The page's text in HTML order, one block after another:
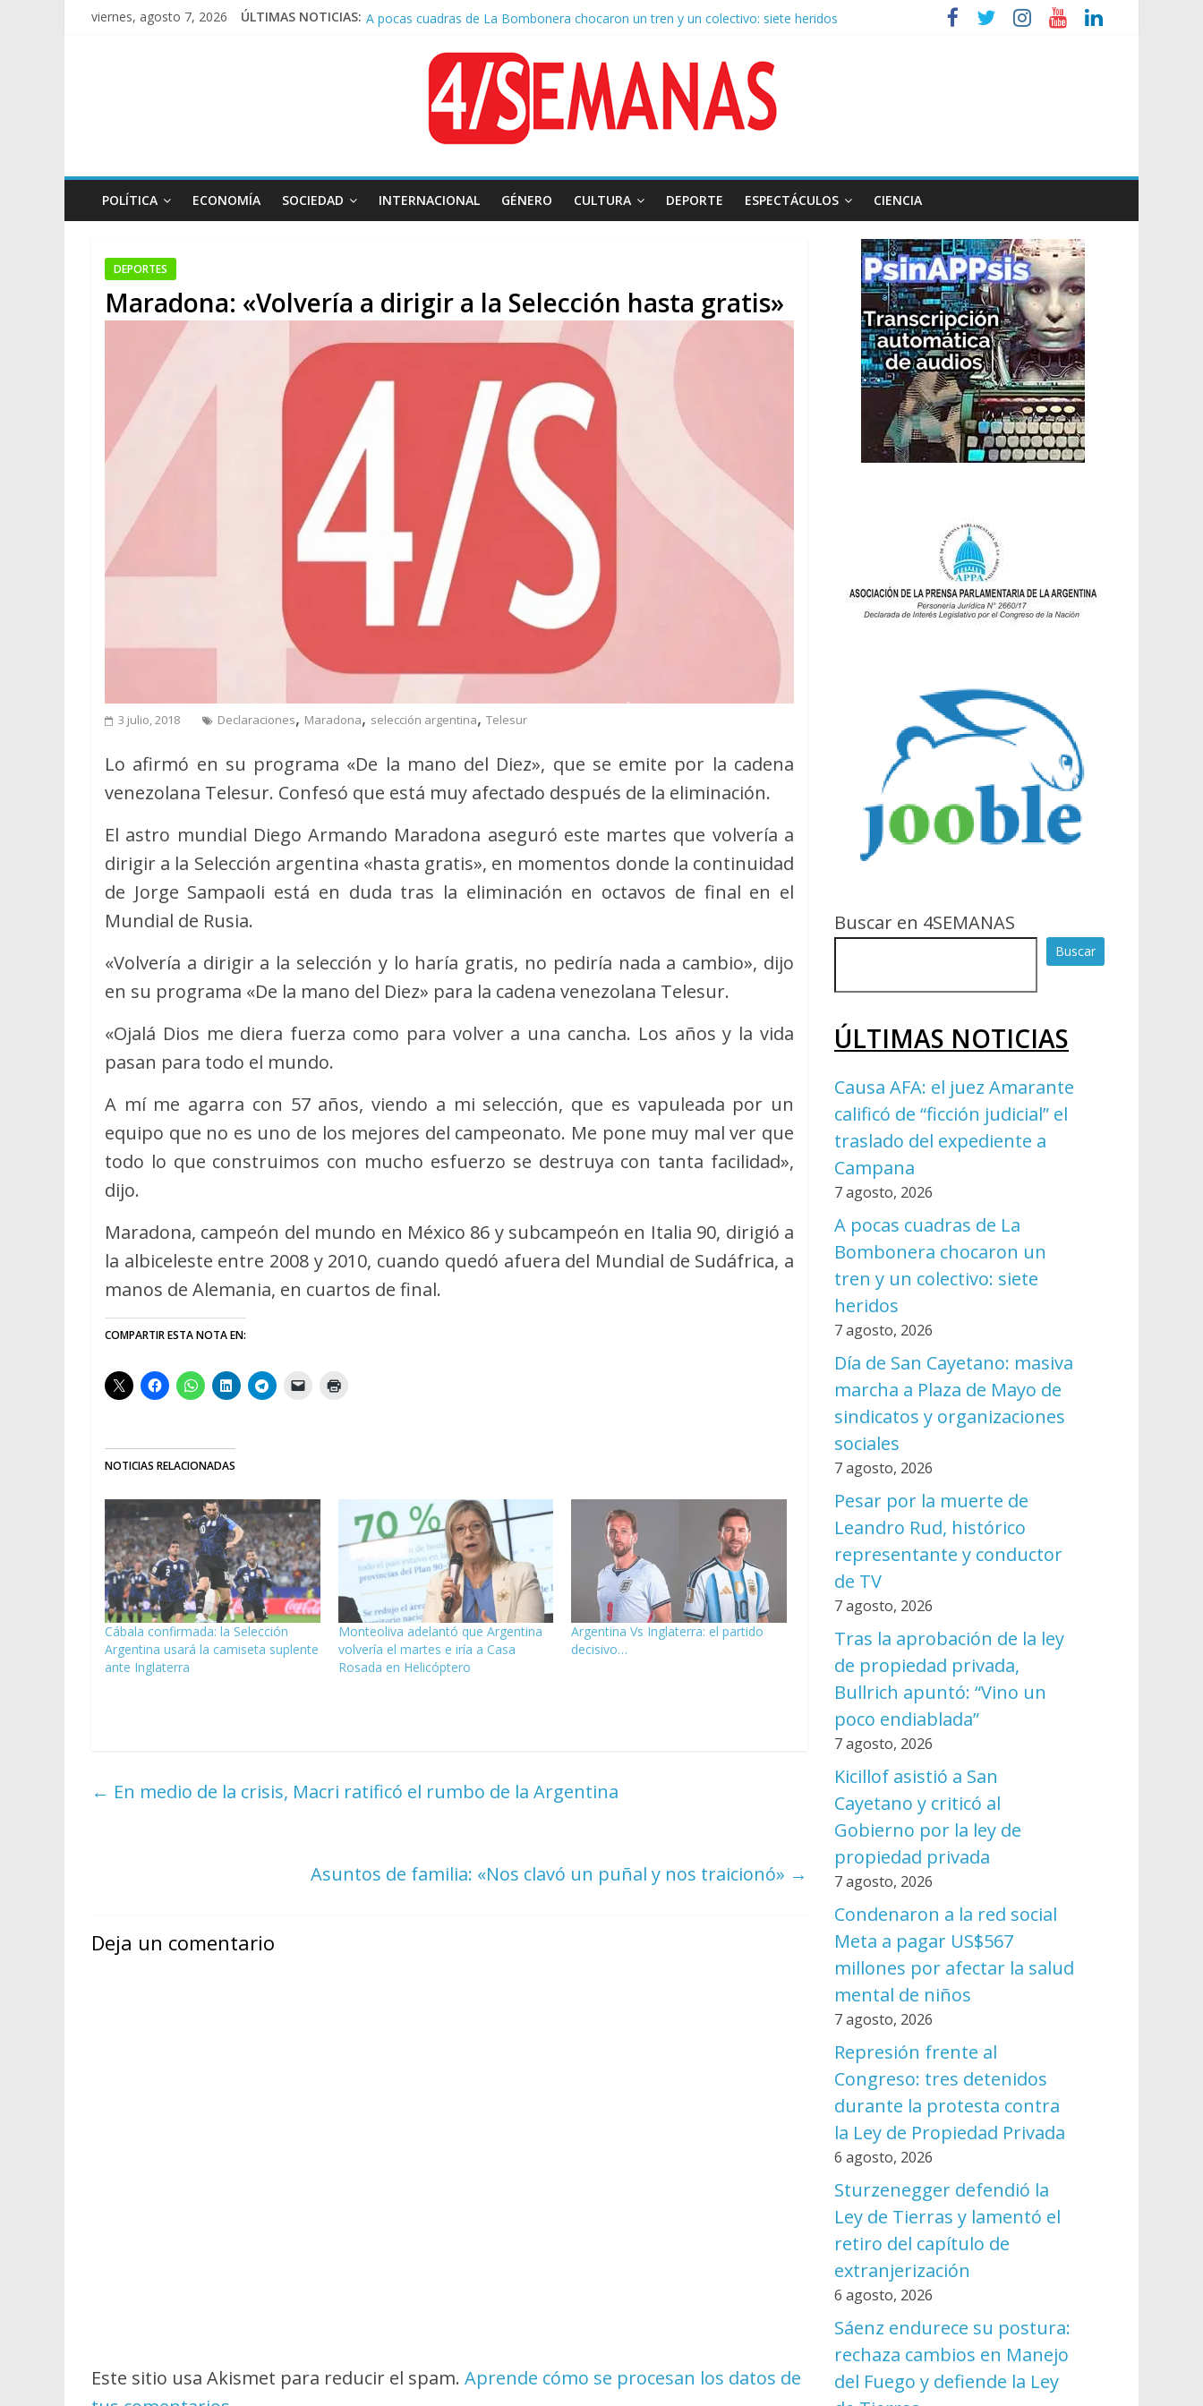
viernes, agosto 7, 2026 ÚLTIMAS NOTICIAS: A pocas cuadras de La Bombonera chocaron un tren y un colectivo: siete heridos
Pesar por la muerte de Leandro Rud, histórico representante y conductor de TV
Tras la aprobación de la ley de propiedad privada, Bullrich apuntó: “Vino un poco endiablada”
POLÍTICA ECONOMÍA SOCIEDAD INTERNACIONAL GÉNERO CULTURA DEPORTE ESPECTÁCULOS CIENCIA
DEPORTES
Maradona: «Volvería a dirigir a la Selección hasta gratis»
3 julio, 2018 Declaraciones, Maradona, selección argentina, Telesur
Lo afirmó en su programa «De la mano del Diez», que se emite por la cadena
venezolana Telesur. Confesó que está muy afectado después de la eliminación.
El astro mundial Diego Armando Maradona aseguró este martes que volvería a
dirigir a la Selección argentina «hasta gratis», en momentos donde la continuidad
de Jorge Sampaoli está en duda tras la eliminación en octavos de final en el
Mundial de Rusia.
«Volvería a dirigir a la selección y lo haría gratis, no pediría nada a cambio», dijo
en su programa «De la mano del Diez» para la cadena venezolana Telesur.
«Ojalá Dios me diera fuerza como para volver a una cancha. Los años y la vida
pasan para todo el mundo.
A mí me agarra con 57 años, viendo a mi selección, que es vapuleada por un
equipo que no es uno de los mejores del campeonato. Me pone muy mal ver que
todo lo que construimos con mucho esfuerzo se destruya con tanta facilidad»,
dijo.
Maradona, campeón del mundo en México 86 y subcampeón en Italia 90, dirigió a
la albiceleste entre 2008 y 2010, cuando quedó afuera del Mundial de Sudáfrica, a
manos de Alemania, en cuartos de final.
COMPARTIR ESTA NOTA EN:
NOTICIAS RELACIONADAS
Cábala confirmada: la Selección
Argentina usará la camiseta suplente
ante Inglaterra
Monteoliva adelantó que Argentina
volvería el martes e iría a Casa
Rosada en Helicóptero
Argentina Vs Inglaterra: el partido
decisivo…
← En medio de la crisis, Macri ratificó el rumbo de la Argentina
Asuntos de familia: «Nos clavó un puñal y nos traicionó» →
Deja un comentario
Este sitio usa Akismet para reducir el spam. Aprende cómo se procesan los datos de
Buscar en 4SEMANAS
Buscar
ÚLTIMAS NOTICIAS
Causa AFA: el juez Amarante
calificó de “ficción judicial” el
traslado del expediente a
Campana
7 agosto, 2026
A pocas cuadras de La
Bombonera chocaron un
tren y un colectivo: siete
heridos
7 agosto, 2026
Día de San Cayetano: masiva
marcha a Plaza de Mayo de
sindicatos y organizaciones
sociales
7 agosto, 2026
Pesar por la muerte de
Leandro Rud, histórico
representante y conductor
de TV
7 agosto, 2026
Tras la aprobación de la ley
de propiedad privada,
Bullrich apuntó: “Vino un
poco endiablada”
7 agosto, 2026
Kicillof asistió a San
Cayetano y criticó al
Gobierno por la ley de
propiedad privada
7 agosto, 2026
Condenaron a la red social
Meta a pagar US$567
millones por afectar la salud
mental de niños
7 agosto, 2026
Represión frente al
Congreso: tres detenidos
durante la protesta contra
la Ley de Propiedad Privada
6 agosto, 2026
Sturzenegger defendió la
Ley de Tierras y lamentó el
retiro del capítulo de
extranjerización
6 agosto, 2026
Sáenz endurece su postura:
rechaza cambios en Manejo
del Fuego y defiende la Ley